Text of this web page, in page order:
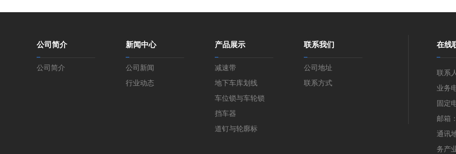
公司简介
公司简介
新闻中心
公司新闻
行业动态
产品展示
减速带
地下车库划线
车位锁与车轮锁
挡车器
道钉与轮廓标
联系我们
公司地址
联系方式
在线
联系
业务
固定
邮箱
通讯
务产